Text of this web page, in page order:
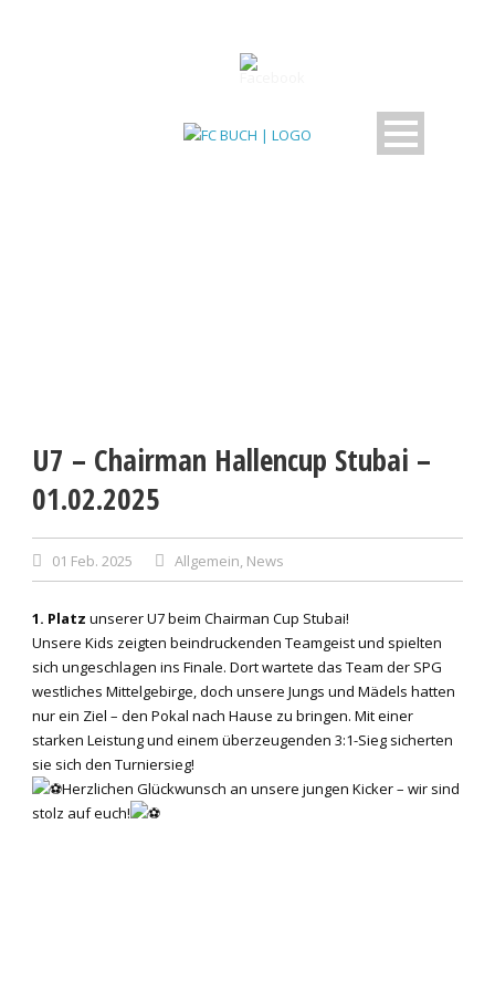
U7 – Chairman Hallencup Stubai –
01.02.2025
01 Feb. 2025 Allgemein News
1. Platz unserer U7 beim Chairman Cup Stubai!
Unsere Kids zeigten beindruckenden Teamgeist und spielten
sich ungeschlagen ins Finale. Dort wartete das Team der SPG
westliches Mittelgebirge, doch unsere Jungs und Mädels hatten
nur ein Ziel – den Pokal nach Hause zu bringen. Mit einer
starken Leistung und einem überzeugenden 3:1-Sieg sicherten
sie sich den Turniersieg!
Herzlichen Glückwunsch an unsere jungen Kicker – wir sind
stolz auf euch!